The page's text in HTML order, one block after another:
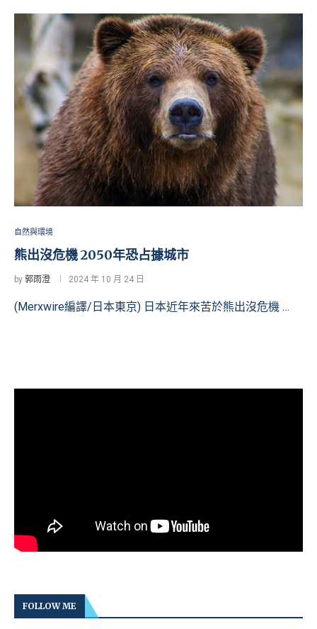
自然與環境
熊出沒危機 2050年恐占據城市
by 郭雨澄 2024 年 10 月 24 日
(Merxwire編譯/日本東京) 日本近年來苦於熊出沒危機 …
FOLLOW ME